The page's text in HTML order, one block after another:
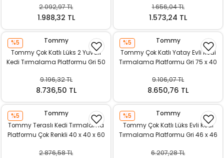
2.092,97 TL
1.988,32 TL
1.656,04 TL
1.573,24 TL
%5
Tommy
Tommy Çok Katlı Lüks 2 Yuvalı
Kedi Tırmalama Platformu Gri 50
9.196,32 TL
8.736,50 TL
%5
Tommy
Tommy Çok Katlı Yatay Evli Kedi
Tırmalama Platformu Gri 75 x 40
9.106,07 TL
8.650,76 TL
%5
Tommy
Tommy Teraslı Kedi Tırmalama
Platformu Çok Renkli 40 x 40 x 60
2.876,58 TL
%5
Tommy
Tommy Çok Katlı Lüks Evli Kedi
Tırmalama Platformu Gri 46 x 46
6.207,28 TL